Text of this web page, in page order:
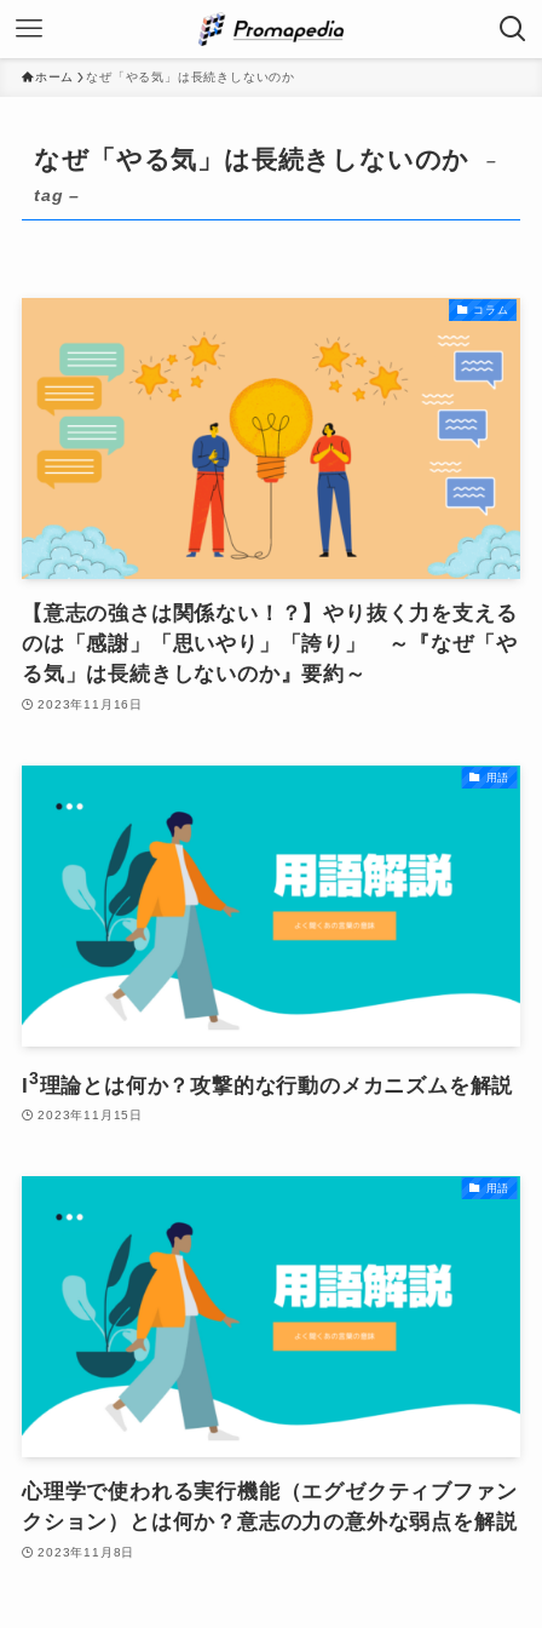
ホーム なぜ「やる気」は長続きしないのか
なぜ「やる気」は長続きしないのか
–
tag –
コラム
【意志の強さは関係ない！？】やり抜く力を支える
のは「感謝」「思いやり」「誇り」 ～『なぜ「や
る気」は長続きしないのか』要約～
2023年11月16日
用語
I3理論とは何か？攻撃的な行動のメカニズムを解説
2023年11月15日
用語
心理学で使われる実行機能（エグゼクティブファン
クション）とは何か？意志の力の意外な弱点を解説
2023年11月8日